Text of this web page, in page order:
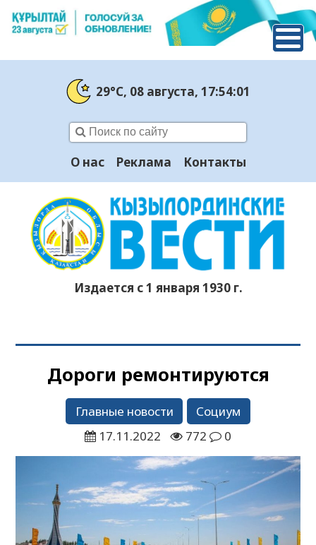
29°C, 08 августа, 17:54:02
О нас Реклама Контакты
Издается с 1 января 1930 г.
Дороги ремонтируются
Главные новости
Социум
17.11.2022
772 0